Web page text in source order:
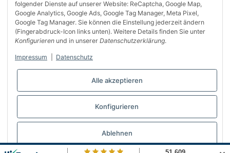
folgender Dienste auf unserer Website: ReCaptcha, Google Map,
Google Analytics, Google Ads, Google Tag Manager, Meta Pixel,
Google Tag Manager. Sie können die Einstellung jederzeit ändern
(Fingerabdruck-Icon links unten). Weitere Details finden Sie unter
Konfigurieren und in unserer Datenschutzerklärung.
Impressum Datenschutz
Alle akzeptieren
Konfigurieren
Ablehnen
Über uns
Informationen
Gesetzliches